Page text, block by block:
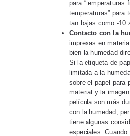
para “temperaturas
temperaturas” para
tan bajas como -10
Contacto con la
impresas en
bien la humedad
Si la etiqueta de
limitada a la
sobre el papel para
material y la
película son más
con la humedad,
tiene algunas
especiales. Cuando